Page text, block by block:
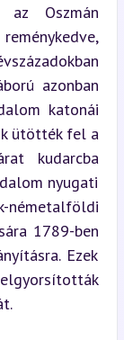
Oszmán
azonban
katonái
ütötték fel a
kudarcba
nyugati
németalföldi
1789-ben
Ezek